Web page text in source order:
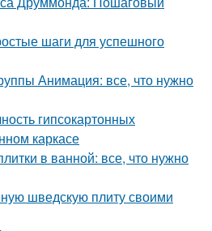
шаги для успешного
Анимация: все, что нужно
гипсокартонных
каркасе
в ванной: все, что нужно
шведскую плиту своими